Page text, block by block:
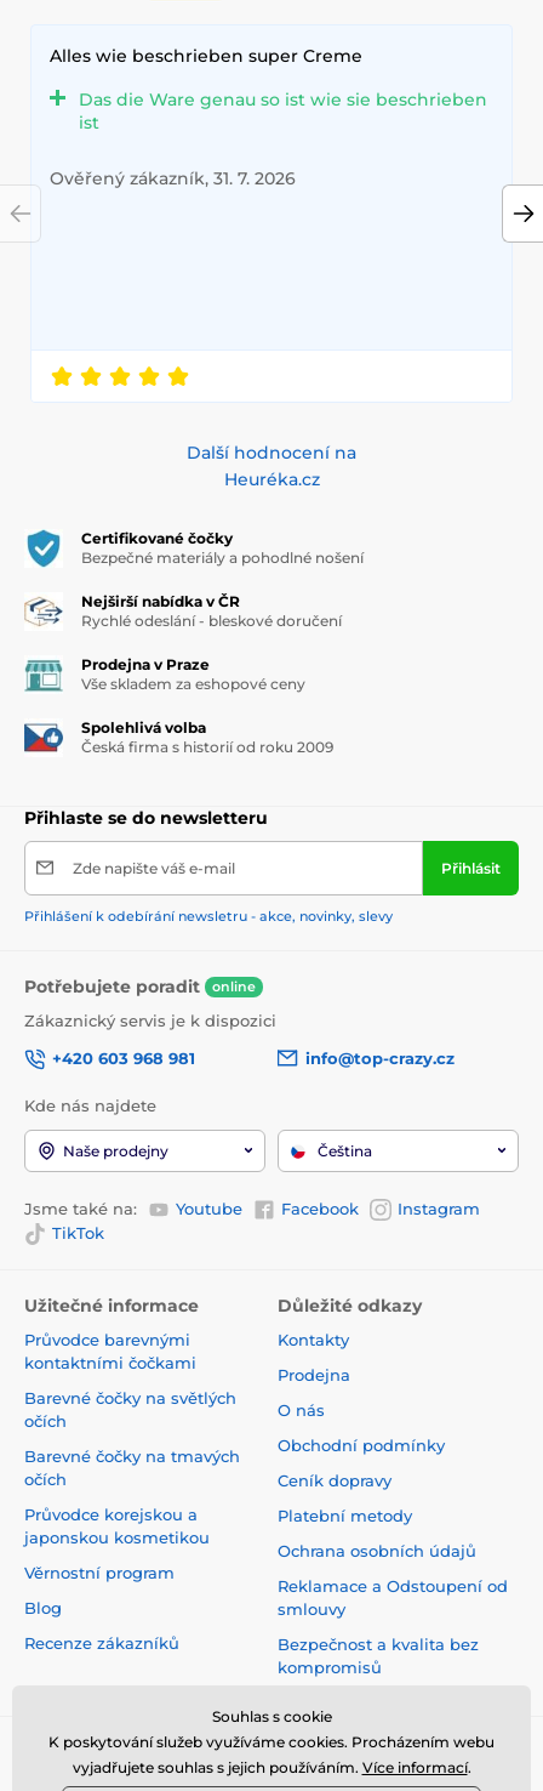
Alles wie beschrieben super Creme
Das die Ware genau so ist wie sie beschrieben
ist
Ověřený zákazník, 31. 7. 2026
Další hodnocení na
Heuréka.cz
Certifikované čočky
Bezpečné materiály a pohodlné nošení
Nejširší nabídka v ČR
Rychlé odeslání - bleskové doručení
Prodejna v Praze
Vše skladem za eshopové ceny
Spolehlivá volba
Česká firma s historií od roku 2009
Přihlaste se do newsletteru
Zde napište váš e-mail Přihlásit
Přihlášení k odebírání newsletru - akce, novinky, slevy
Potřebujete poradit online
Zákaznický servis je k dispozici
+420 603 968 981
info@top-crazy.cz
Kde nás najdete
Naše prodejny Čeština
Jsme také na: Youtube Facebook
Instagram
TikTok
Užitečné informace
Průvodce barevnými
kontaktními čočkami
Barevné čočky na světlých
očích
Barevné čočky na tmavých
očích
Průvodce korejskou a
japonskou kosmetikou
Věrnostní program
Blog
Recenze zákazníků
Důležité odkazy
Kontakty
Prodejna
O nás
Obchodní podmínky
Ceník dopravy
Platební metody
Ochrana osobních údajů
Reklamace a Odstoupení od
smlouvy
Bezpečnost a kvalita bez
kompromisů
Souhlas s cookie
K poskytování služeb využíváme cookies. Procházením webu
vyjadřujete souhlas s jejich používáním. Více informací.